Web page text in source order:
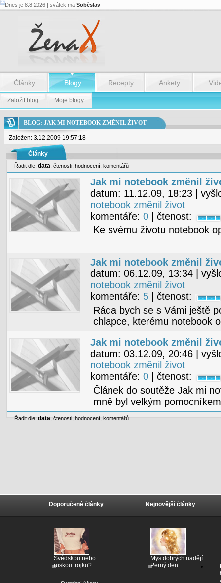
Dnes je 8.8.2026 | svátek má Soběslav
Články Blogy Recepty Ankety
Založit blog Moje blogy
BLOG: JAK MI NOTEBOOK ZMĚNIL ŽIVOT
Založen: 3.12.2009 19:57:18
Články
Řadit dle: data čtenosti hodnocení komentářů
Jak mi notebook změnil
datum: 11.12.09, 18:23 |
notebook změnil život
komentáře: 0 | čtenost:
Ke svému životu notebook
Jak mi notebook změnil
datum: 06.12.09, 13:34 |
notebook změnil život
komentáře: 5 | čtenost:
Ráda bych se s Vámi ještě
chlapce, kterému notebook
Jak mi notebook změnil
datum: 03.12.09, 20:46 |
notebook změnil život
komentáře: 0 | čtenost:
Článek do soutěže Jak mi
mně byl velkým
Řadit dle: data čtenosti hodnocení komentářů
Doporučené články
Švédskou nebo
ruskou trojku?
Nejnovější články
Mys dobrých nadějí:
Perný den